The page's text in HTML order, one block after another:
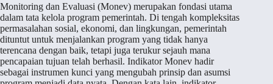
Monitoring dan Evaluasi (Monev) merupakan fondasi utama
dalam tata kelola program pemerintah. Di tengah kompleksitas
permasalahan sosial, ekonomi, dan lingkungan, pemerintah
dituntut untuk menjalankan program yang tidak hanya
terencana dengan baik, tetapi juga terukur sejauh mana
pencapaian tujuan telah berhasil. Indikator Monev hadir
sebagai instrumen kunci yang mengubah prinsip dan asumsi